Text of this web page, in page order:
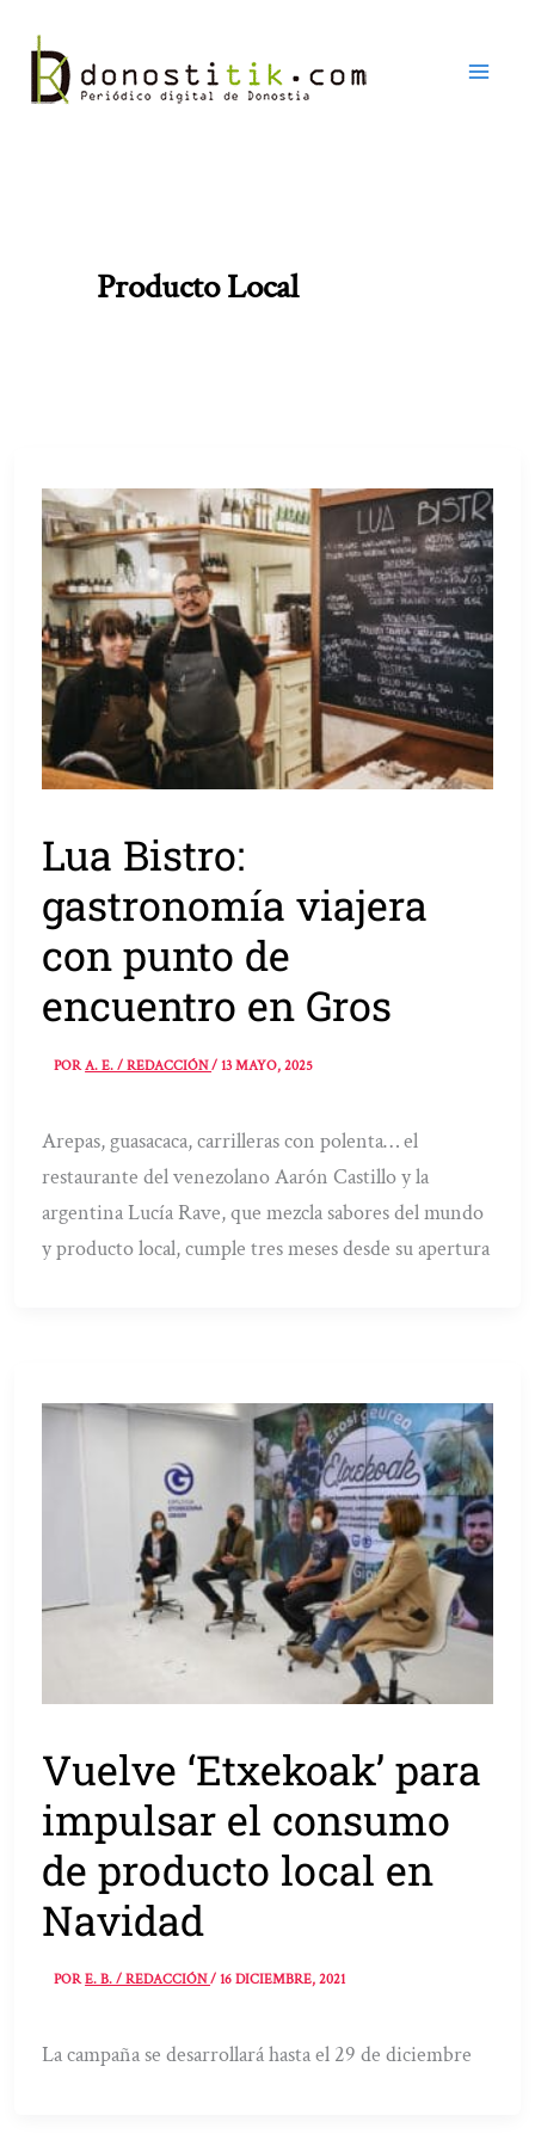
contenido
Producto Local
Lua Bistro:
gastronomía viajera
con punto de
encuentro en Gros
PORA. E. / REDACCIÓN/13 MAYO, 2025
Arepas, guasacaca, carrilleras con polenta… el
restaurante del venezolano Aarón Castillo y la
argentina Lucía Rave, que mezcla sabores del mundo
y producto local, cumple tres meses desde su apertura
Vuelve ‘Etxekoak’ para
impulsar el consumo
de producto local en
Navidad
PORE. B. / REDACCIÓN/16 DICIEMBRE, 2021
La campaña se desarrollará hasta el 29 de diciembre